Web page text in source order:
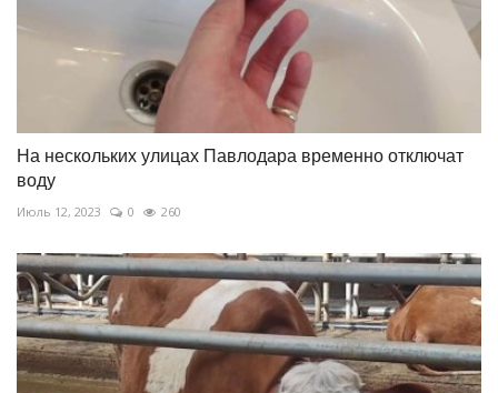
На нескольких улицах Павлодара временно отключат
воду
Июль 12, 2023 0 260